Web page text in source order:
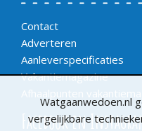
Contact
Adverteren
Aanleverspecificaties
Vakantiemagazine
Afhaalpunten
Facebook en
Watgaanwedoen.nl
vergelijkbare